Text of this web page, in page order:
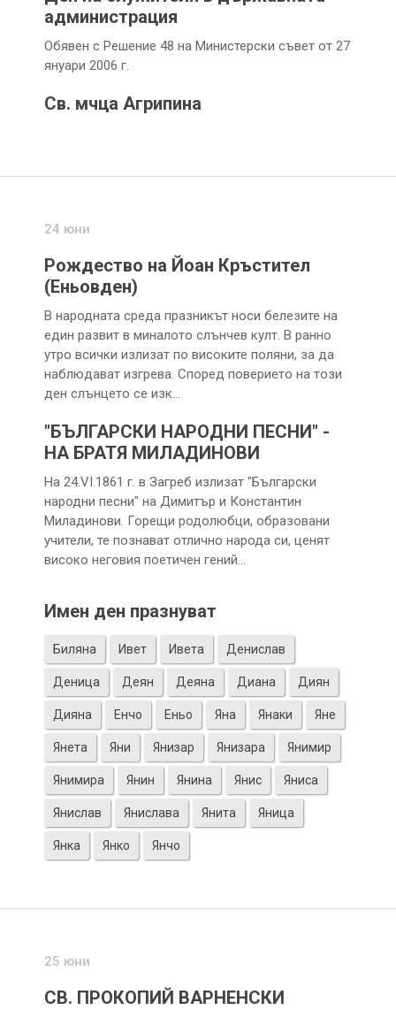
администрация
Обявен с Решение 48 на Министерски съвет от 27
януари 2006 г.
Св. мчца Агрипина
24 юни
Рождество на Йоан Кръстител
(Еньовден)
В народната среда празникът носи белезите на
един развит в миналото слънчев култ. В ранно
утро всички излизат по високите поляни, за да
наблюдават изгрева. Според поверието на този
ден слънцето се изк…
"БЪЛГАРСКИ НАРОДНИ ПЕСНИ" -
НА БРАТЯ МИЛАДИНОВИ
На 24.VI.1861 г. в Загреб излизат "Български
народни песни" на Димитър и Константин
Миладинови. Горещи родолюбци, образовани
учители, те познават отлично народа си, ценят
високо неговия поетичен гений…
Имен ден празнуват
Биляна Ивет Ивета Денислав
Деница Деян Деяна Диана Диян
Дияна Енчо Еньо Яна Янаки Яне
Янета Яни Янизар Янизара Янимир
Янимира Янин Янина Янис Яниса
Янислав Янислава Янита Яница
Янка Янко Янчо
25 юни
СВ. ПРОКОПИЙ ВАРНЕНСКИ